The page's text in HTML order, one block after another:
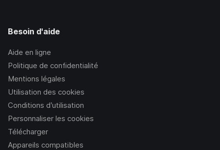
Besoin d'aide
Aide en ligne
Politique de confidentialité
Mentions légales
Utilisation des cookies
Conditions d’utilisation
Personnaliser les cookies
Télécharger
Appareils compatibles